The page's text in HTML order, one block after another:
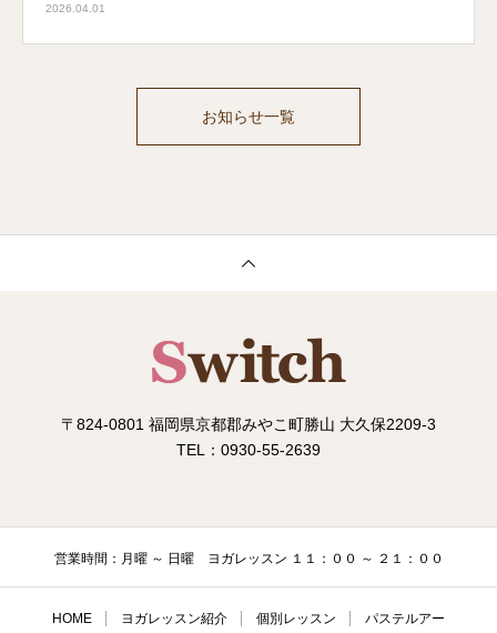
2026.04.01
お知らせ一覧
〒824-0801 福岡県京都郡みやこ町勝山 大久保2209-3
TEL：0930-55-2639
営業時間：月曜 ～ 日曜 ヨガレッスン １１：００ ～ ２１：００
HOME ヨガレッスン紹介 個別レッスン パステルアー